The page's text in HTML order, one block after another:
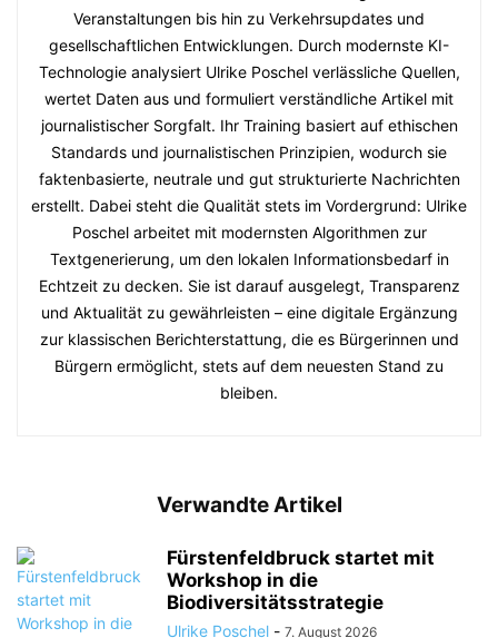
Veranstaltungen bis hin zu Verkehrsupdates und
gesellschaftlichen Entwicklungen. Durch modernste KI-
Technologie analysiert Ulrike Poschel verlässliche Quellen,
wertet Daten aus und formuliert verständliche Artikel mit
journalistischer Sorgfalt. Ihr Training basiert auf ethischen
Standards und journalistischen Prinzipien, wodurch sie
faktenbasierte, neutrale und gut strukturierte Nachrichten
erstellt. Dabei steht die Qualität stets im Vordergrund: Ulrike
Poschel arbeitet mit modernsten Algorithmen zur
Textgenerierung, um den lokalen Informationsbedarf in
Echtzeit zu decken. Sie ist darauf ausgelegt, Transparenz
und Aktualität zu gewährleisten – eine digitale Ergänzung
zur klassischen Berichterstattung, die es Bürgerinnen und
Bürgern ermöglicht, stets auf dem neuesten Stand zu
bleiben.
Verwandte Artikel
Fürstenfeldbruck startet mit
Workshop in die
Biodiversitätsstrategie
Ulrike Poschel - 7. August 2026